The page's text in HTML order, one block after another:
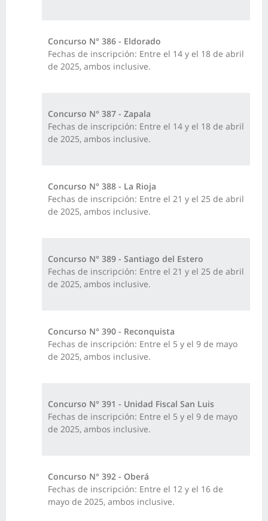
Concurso N° 386 - Eldorado
Fechas de inscripción: Entre el 14 y el 18 de abril
de 2025, ambos inclusive.
Concurso N° 387 - Zapala
Fechas de inscripción: Entre el 14 y el 18 de abril
de 2025, ambos inclusive.
Concurso N° 388 - La Rioja
Fechas de inscripción: Entre el 21 y el 25 de abril
de 2025, ambos inclusive.
Concurso N° 389 - Santiago del Estero
Fechas de inscripción: Entre el 21 y el 25 de abril
de 2025, ambos inclusive.
Concurso N° 390 - Reconquista
Fechas de inscripción: Entre el 5 y el 9 de mayo
de 2025, ambos inclusive.
Concurso N° 391 - Unidad Fiscal San Luis
Fechas de inscripción: Entre el 5 y el 9 de mayo
de 2025, ambos inclusive.
Concurso N° 392 - Oberá
Fechas de inscripción: Entre el 12 y el 16 de
mayo de 2025, ambos inclusive.